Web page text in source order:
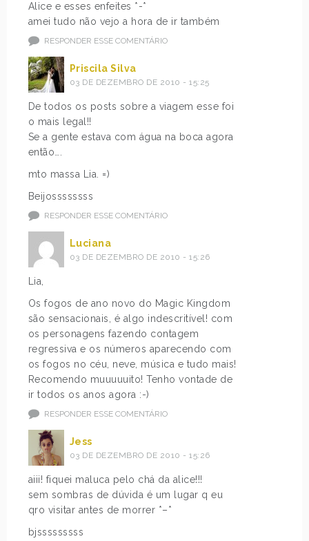
Alice e esses enfeites *-*
amei tudo não vejo a hora de ir também
RESPONDER ESSE COMENTÁRIO
Priscila Silva
03 DE DEZEMBRO DE 2010 - 15:25
De todos os posts sobre a viagem esse foi
o mais legal!!
Se a gente estava com água na boca agora
então….
mto massa Lia. =)
Beijossssssss
RESPONDER ESSE COMENTÁRIO
Luciana
03 DE DEZEMBRO DE 2010 - 15:26
Lia,
Os fogos de ano novo do Magic Kingdom
são sensacionais, é algo indescritível! com
os personagens fazendo contagem
regressiva e os números aparecendo com
os fogos no céu, neve, música e tudo mais!
Recomendo muuuuuito! Tenho vontade de
ir todos os anos agora :-)
RESPONDER ESSE COMENTÁRIO
Jess
03 DE DEZEMBRO DE 2010 - 15:26
aiii! fiquei maluca pelo chá da alice!!!
sem sombras de dúvida é um lugar q eu
qro visitar antes de morrer *–*
bjsssssssss